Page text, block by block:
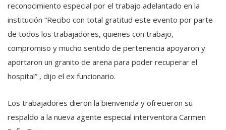
reconocimiento especial por el trabajo adelantado en la
institución “Recibo con total gratitud este evento por parte
de todos los trabajadores, quienes con trabajo,
compromiso y mucho sentido de pertenencia apoyaron y
aportaron un granito de arena para poder recuperar el
hospital” , dijo el ex funcionario.
Los trabajadores dieron la bienvenida y ofrecieron su
respaldo a la nueva agente especial interventora Carmen